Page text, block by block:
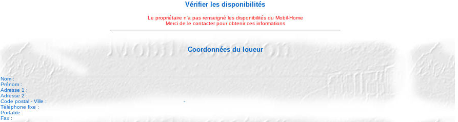
Vérifier les disponibilités
Le propriétaire n'a pas renseigné les disponibilités du Mobil-Home
Merci de le contacter pour obtenir ces informations
Coordonnées du loueur
Nom :
Prénom :
Adresse 1 :
Adresse 2 :
Code postal - Ville :
Téléphone fixe :
Portable :
Fax :
-